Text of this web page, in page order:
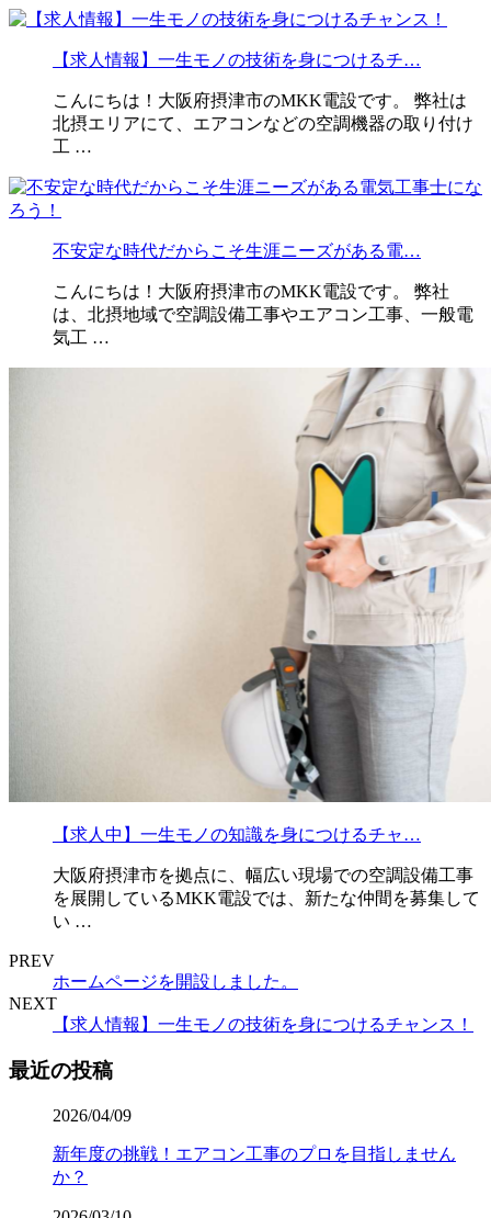
【求人情報】一生モノの技術を身につけるチ…
こんにちは！大阪府摂津市のMKK電設です。 弊社は
北摂エリアにて、エアコンなどの空調機器の取り付け
工 …
不安定な時代だからこそ生涯ニーズがある電…
こんにちは！大阪府摂津市のMKK電設です。 弊社
は、北摂地域で空調設備工事やエアコン工事、一般電
気工 …
【求人中】一生モノの知識を身につけるチャ…
大阪府摂津市を拠点に、幅広い現場での空調設備工事
を展開しているMKK電設では、新たな仲間を募集して
い …
PREV
ホームページを開設しました。
NEXT
【求人情報】一生モノの技術を身につけるチャンス！
最近の投稿
2026/04/09
新年度の挑戦！エアコン工事のプロを目指しません
か？